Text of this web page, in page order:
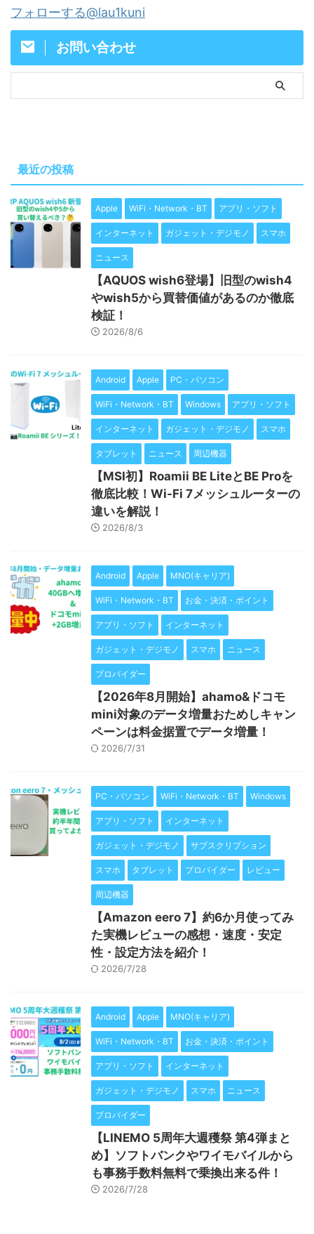
フォローする@lau1kuni
お問い合わせ
最近の投稿
Apple WiFi・Network・BT アプリ・ソフト
インターネット ガジェット・デジモノ スマホ
ニュース
【AQUOS wish6登場】旧型のwish4
やwish5から買替価値があるのか徹底
検証！
2026/8/6
Android Apple PC・パソコン
WiFi・Network・BT Windows アプリ・ソフト
インターネット ガジェット・デジモノ スマホ
タブレット ニュース 周辺機器
【MSI初】Roamii BE LiteとBE Proを
徹底比較！Wi-Fi 7メッシュルーターの
違いを解説！
2026/8/3
Android Apple MNO(キャリア)
WiFi・Network・BT お金・決済・ポイント
アプリ・ソフト インターネット
ガジェット・デジモノ スマホ ニュース
プロバイダー
【2026年8月開始】ahamo&ドコモ
mini対象のデータ増量おためしキャン
ペーンは料金据置でデータ増量！
2026/7/31
PC・パソコン WiFi・Network・BT Windows
アプリ・ソフト インターネット
ガジェット・デジモノ サブスクリプション
スマホ タブレット プロバイダー レビュー
周辺機器
【Amazon eero 7】約6か月使ってみ
た実機レビューの感想・速度・安定
性・設定方法を紹介！
2026/7/28
Android Apple MNO(キャリア)
WiFi・Network・BT お金・決済・ポイント
アプリ・ソフト インターネット
ガジェット・デジモノ スマホ ニュース
プロバイダー
【LINEMO 5周年大週穫祭 第4弾まと
め】ソフトバンクやワイモバイルから
も事務手数料無料で乗換出来る件！
2026/7/28